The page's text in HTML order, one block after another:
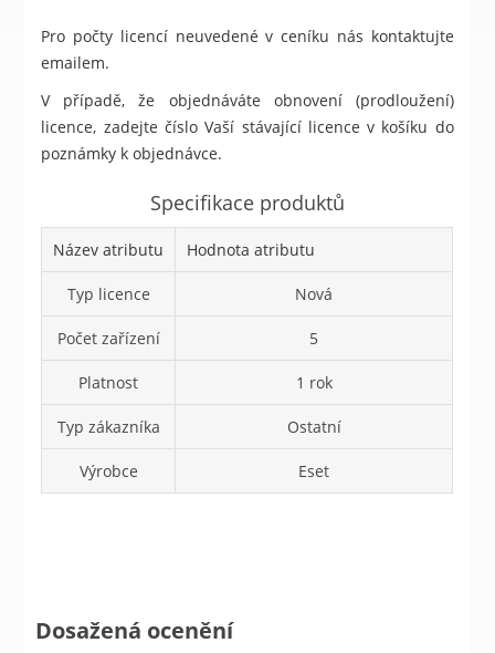
Pro počty licencí neuvedené v ceníku nás kontaktujte
emailem.
V případě, že objednáváte obnovení (prodloužení)
licence, zadejte číslo Vaší stávající licence v košíku do
poznámky k objednávce.
Specifikace produktů
Název atributu Hodnota atributu
Typ licence Nová
Počet zařízení 5
Platnost 1 rok
Typ zákazníka Ostatní
Výrobce Eset
Dosažená ocenění